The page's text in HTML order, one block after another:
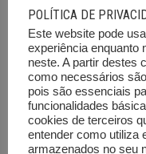
POLÍTICA DE
Este website pode
experiência enquanto
neste. A partir destes
como necessários
pois são essenciais
funcionalidades
cookies de terceiros
entender como utiliza
armazenados no seu